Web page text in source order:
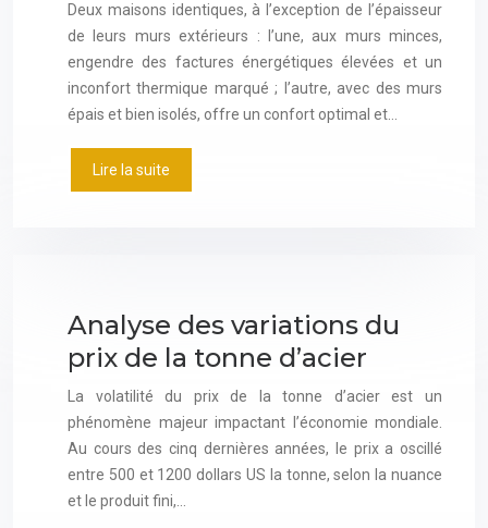
Deux maisons identiques, à l’exception de l’épaisseur
de leurs murs extérieurs : l’une, aux murs minces,
engendre des factures énergétiques élevées et un
inconfort thermique marqué ; l’autre, avec des murs
épais et bien isolés, offre un confort optimal et…
Lire la suite
Analyse des variations du
prix de la tonne d’acier
La volatilité du prix de la tonne d’acier est un
phénomène majeur impactant l’économie mondiale.
Au cours des cinq dernières années, le prix a oscillé
entre 500 et 1200 dollars US la tonne, selon la nuance
et le produit fini,…